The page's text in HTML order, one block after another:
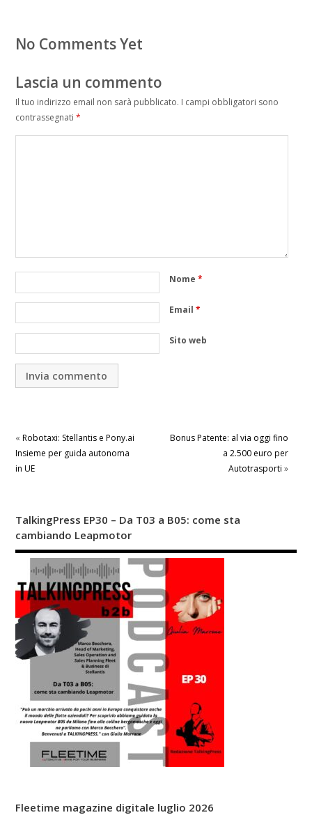
No Comments Yet
Lascia un commento
Il tuo indirizzo email non sarà pubblicato. I campi obbligatori sono
contrassegnati *
Nome *
Email *
Sito web
« Robotaxi: Stellantis e Pony.ai
Insieme per guida autonoma
in UE
Bonus Patente: al via oggi fino
a 2.500 euro per
Autotrasporti »
TalkingPress EP30 – Da T03 a B05: come sta
cambiando Leapmotor
Fleetime magazine digitale luglio 2026